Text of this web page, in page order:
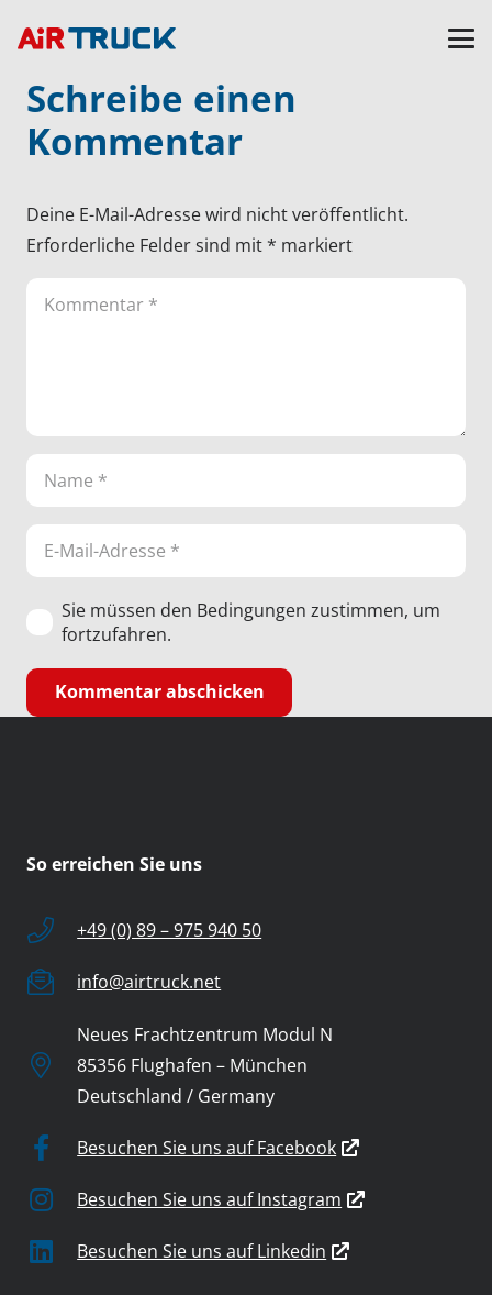
Schreibe einen
Kommentar
Deine E-Mail-Adresse wird nicht veröffentlicht.
Erforderliche Felder sind mit* markiert
Sie müssen den Bedingungen zustimmen, um
fortzufahren.
Kommentar abschicken
So erreichen Sie uns
+49 (0) 89 – 975 940 50
info@airtruck.net
Neues Frachtzentrum Modul N
85356 Flughafen – München
Deutschland / Germany
Besuchen Sie uns auf Facebook
Besuchen Sie uns auf Instagram
Besuchen Sie uns auf Linkedin